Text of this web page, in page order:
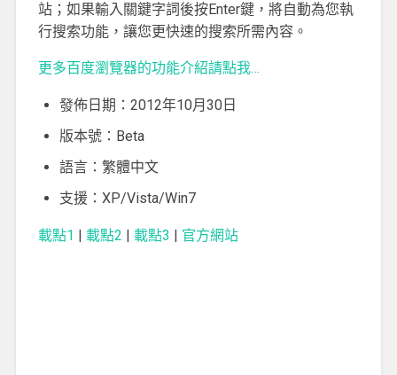
站；如果輸入關鍵字詞後按Enter鍵，將自動為您執
行搜索功能，讓您更快速的搜索所需內容。
更多百度瀏覽器的功能介紹請點我…
發佈日期：2012年10月30日
版本號：Beta
語言：繁體中文
支援：XP/Vista/Win7
載點1 載點2 載點3 官方網站